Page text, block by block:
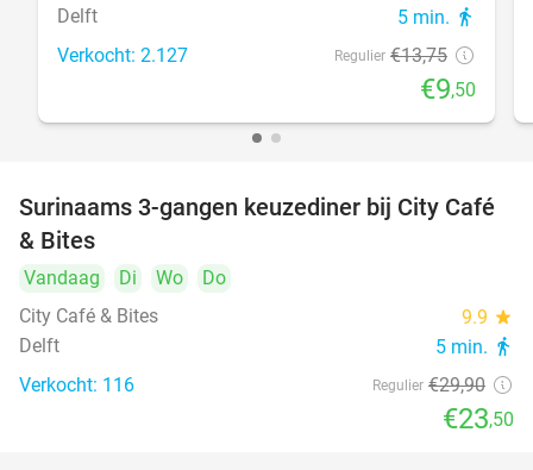
Delft 5 min. directions_walk
Verkocht: 2.127 Regulier €13,75
€9,50
21%
Surinaams 3-gangen keuzediner bij City Café
& Bites
Vandaag Di Wo
Do
City Café & Bites
9.9 star
Delft 5 min. directions_walk
Verkocht: 116 Regulier €29,90
€23,50